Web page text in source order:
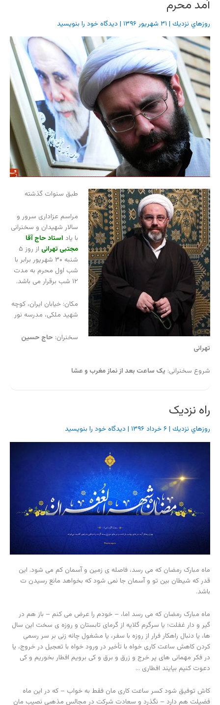
آمد محرم
روزهاي نزديك | ۳۱ شهریور ۱۳۹۶ | دیدگاه‌ خود را بنویسید
طبق سنوات گذشته
مراسم عزاداری سرور و
سالار شهیدان و سخنرانی
با یاد استاد حاج آقا
مجتبی تهرانی
از روز ۵
شنبه ۳۰ شهریور برابر با
شب اول محرم به مدت
۱۲ شب برقرار می باشد.
مکان: خیابان ایران، کوچه
شهید ملکی، مدرسه نور
سخنران: حاج حسین
تهرانی
شروع سخنرانی: یک ساعت بعد از نماز مغرب و عشا
راه نزدیک
روزهاي نزديك | ۶ خرداد ۱۳۹۶ | دیدگاه‌ خود را بنویسید
ماه مبارک رمضان که می رسد، فاصله ی زمین و آسمان کم می شود. این
قدر که شیطان بین تو و آسمان جا نمی شود که بخواهد مانع رسیدن ت
باشد.
ماه مبارک رمضان که می رسد اما، – خودم را عرض می کنم – باز هم در
گیر و دار غفلت؛ یا سرگرم گلایه از گرمای تابستان و روزه ی سخت این سال
ها، یا دنبال راهکار فرار از روزه با سفر، یا مشغول چانه زنی بر سر رسمی
کردن کاهش ساعت کاری خواه با تأخیر در ورود خواه با تعجیل در خروج، یا
در فکر مهمانی های پر خرج و زرق و برق و کی برویم افطار بخوریم و کی
دعوت کنیم بیایند افطاری …
کاش توفیق شود کسر ساعت کاری مان فقط به خواب – که در این ماه
فضیلت هم دارد – نگذرد و سعادت شرکت در مجالس مذهبی نصیب مان